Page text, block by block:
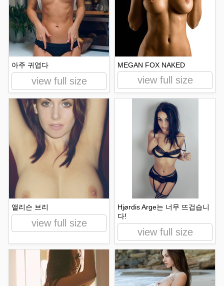
아주 귀엽다
view full size
MEGAN FOX NAKED
view full size
앨리슨 브리
view full size
Hjørdis Arge는 너무 뜨겁습니
다!
view full size